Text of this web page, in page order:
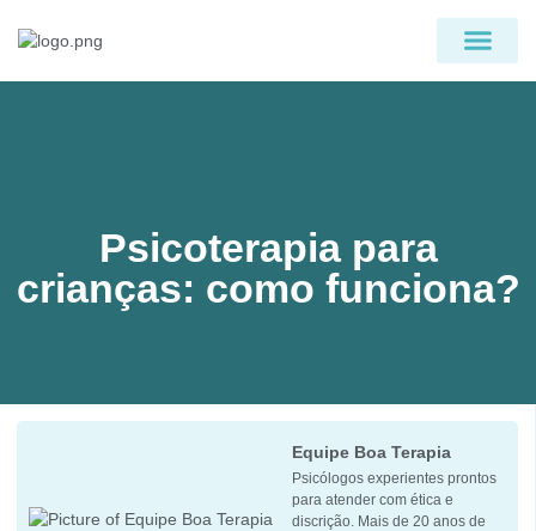
Psicoterapia para
crianças: como funciona?
Equipe Boa Terapia
Psicólogos experientes prontos
para atender com ética e
discrição. Mais de 20 anos de